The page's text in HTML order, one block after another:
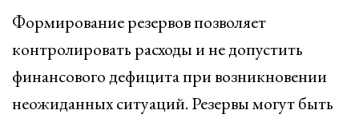
Формирование резервов позволяет
контролировать расходы и не допустить
финансового дефицита при возникновении
неожиданных ситуаций. Резервы могут быть